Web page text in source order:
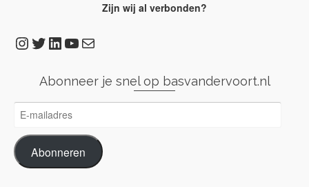
Zijn wij al verbonden?
Instagram
Twitter
LinkedIn
YouTube
E-mail
Abonneer je snel op basvandervoort.nl
E-
mailadres
Abonneren